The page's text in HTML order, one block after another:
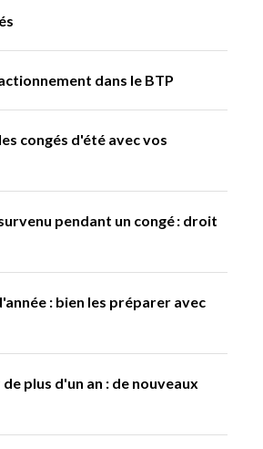
dans le BTP
congés d'été avec vos
pendant un congé : droit
: bien les préparer avec
plus d'un an : de nouveaux